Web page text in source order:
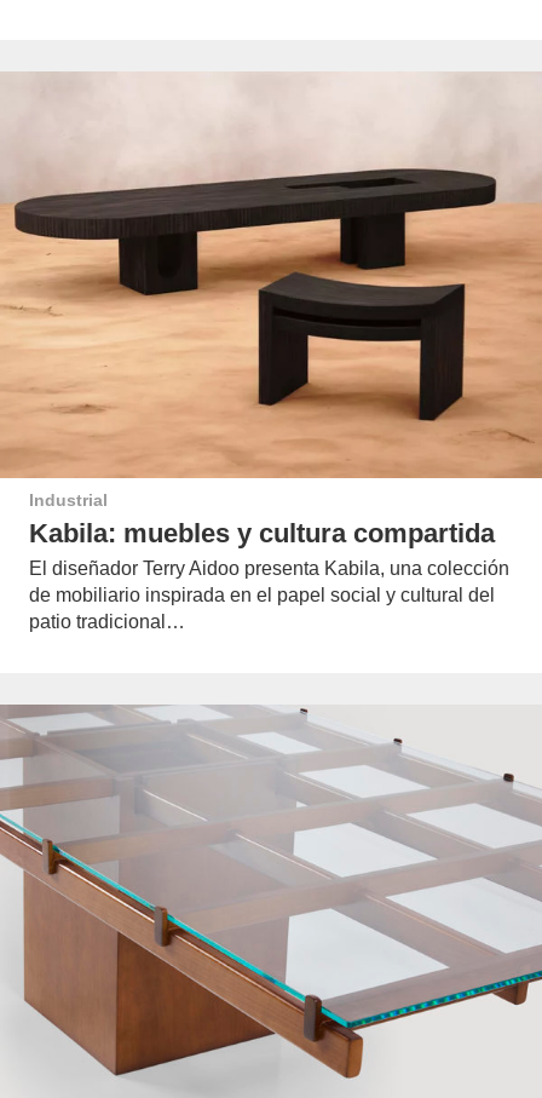
Industrial
Kabila: muebles y cultura compartida
El diseñador Terry Aidoo presenta Kabila, una colección
de mobiliario inspirada en el papel social y cultural del
patio tradicional…